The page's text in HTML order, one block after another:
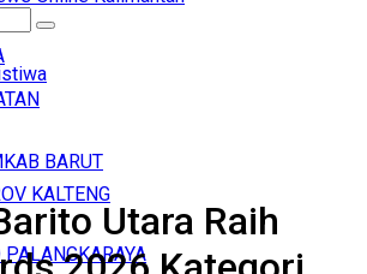
2026
KALTENG
BARUT
Utara Raih